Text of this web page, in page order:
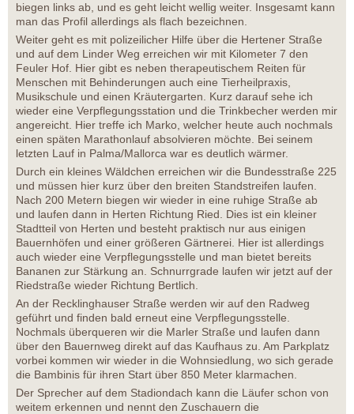
biegen links ab, und es geht leicht wellig weiter. Insgesamt kann
man das Profil allerdings als flach bezeichnen.
Weiter geht es mit polizeilicher Hilfe über die Hertener Straße
und auf dem Linder Weg erreichen wir mit Kilometer 7 den
Feuler Hof. Hier gibt es neben therapeutischem Reiten für
Menschen mit Behinderungen auch eine Tierheilpraxis,
Musikschule und einen Kräutergarten. Kurz darauf sehe ich
wieder eine Verpflegungsstation und die Trinkbecher werden mir
angereicht. Hier treffe ich Marko, welcher heute auch nochmals
einen späten Marathonlauf absolvieren möchte. Bei seinem
letzten Lauf in Palma/Mallorca war es deutlich wärmer.
Durch ein kleines Wäldchen erreichen wir die Bundesstraße 225
und müssen hier kurz über den breiten Standstreifen laufen.
Nach 200 Metern biegen wir wieder in eine ruhige Straße ab
und laufen dann in Herten Richtung Ried. Dies ist ein kleiner
Stadtteil von Herten und besteht praktisch nur aus einigen
Bauernhöfen und einer größeren Gärtnerei. Hier ist allerdings
auch wieder eine Verpflegungsstelle und man bietet bereits
Bananen zur Stärkung an. Schnurrgrade laufen wir jetzt auf der
Riedstraße wieder Richtung Bertlich.
An der Recklinghauser Straße werden wir auf den Radweg
geführt und finden bald erneut eine Verpflegungsstelle.
Nochmals überqueren wir die Marler Straße und laufen dann
über den Bauernweg direkt auf das Kaufhaus zu. Am Parkplatz
vorbei kommen wir wieder in die Wohnsiedlung, wo sich gerade
die Bambinis für ihren Start über 850 Meter klarmachen.
Der Sprecher auf dem Stadiondach kann die Läufer schon von
weitem erkennen und nennt den Zuschauern die